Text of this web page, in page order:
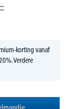
korting vanaf
Verdere